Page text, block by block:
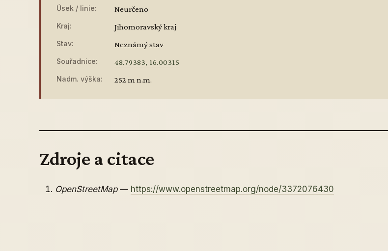
Úsek / linie: Neurčeno
Kraj: Jihomoravský kraj
Stav: Neznámý stav
Souřadnice: 48.79383, 16.00315
Nadm. výška: 252 m n.m.
Zdroje a citace
OpenStreetMap— https://www.openstreetmap.org/node/3372076430